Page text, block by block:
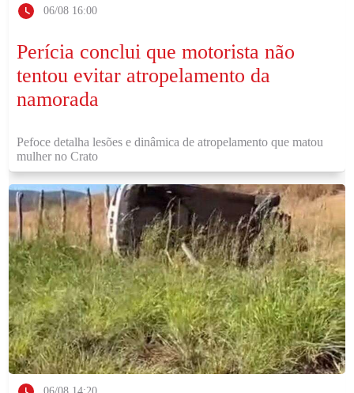
06/08 16:00
Perícia conclui que motorista não
tentou evitar atropelamento da
namorada
Pefoce detalha lesões e dinâmica de atropelamento que matou
mulher no Crato